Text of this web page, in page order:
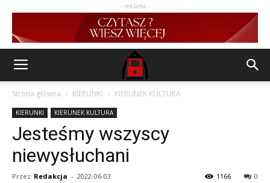
- reklama -
Strona główna KIERUNKI KIERUNEK KULTURA
KIERUNKI KIERUNEK KULTURA
Jesteśmy wszyscy
niewysłuchani
Przez Redakcja - 2022-06-03 0
1166